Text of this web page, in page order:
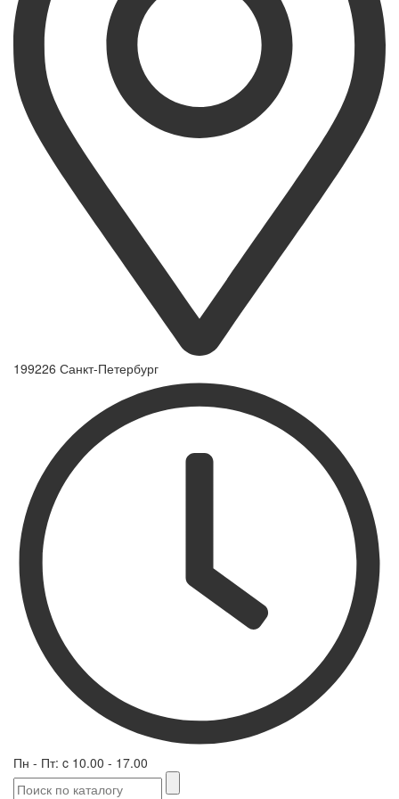
199226 Санкт-Петербург
Пн - Пт: c 10.00 - 17.00